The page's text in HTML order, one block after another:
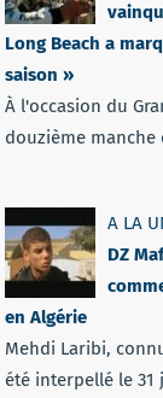
Long Beach a
saison »
À l'occasion du
douzième manche
A LA
DZ
en Algérie
Mehdi Laribi,
été interpellé le 31